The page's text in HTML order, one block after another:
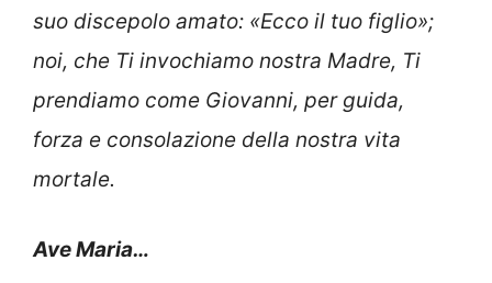
suo discepolo amato: «Ecco il tuo figlio»;
noi, che Ti invochiamo nostra Madre, Ti
prendiamo come Giovanni, per guida,
forza e consolazione della nostra vita
mortale.
Ave Maria…